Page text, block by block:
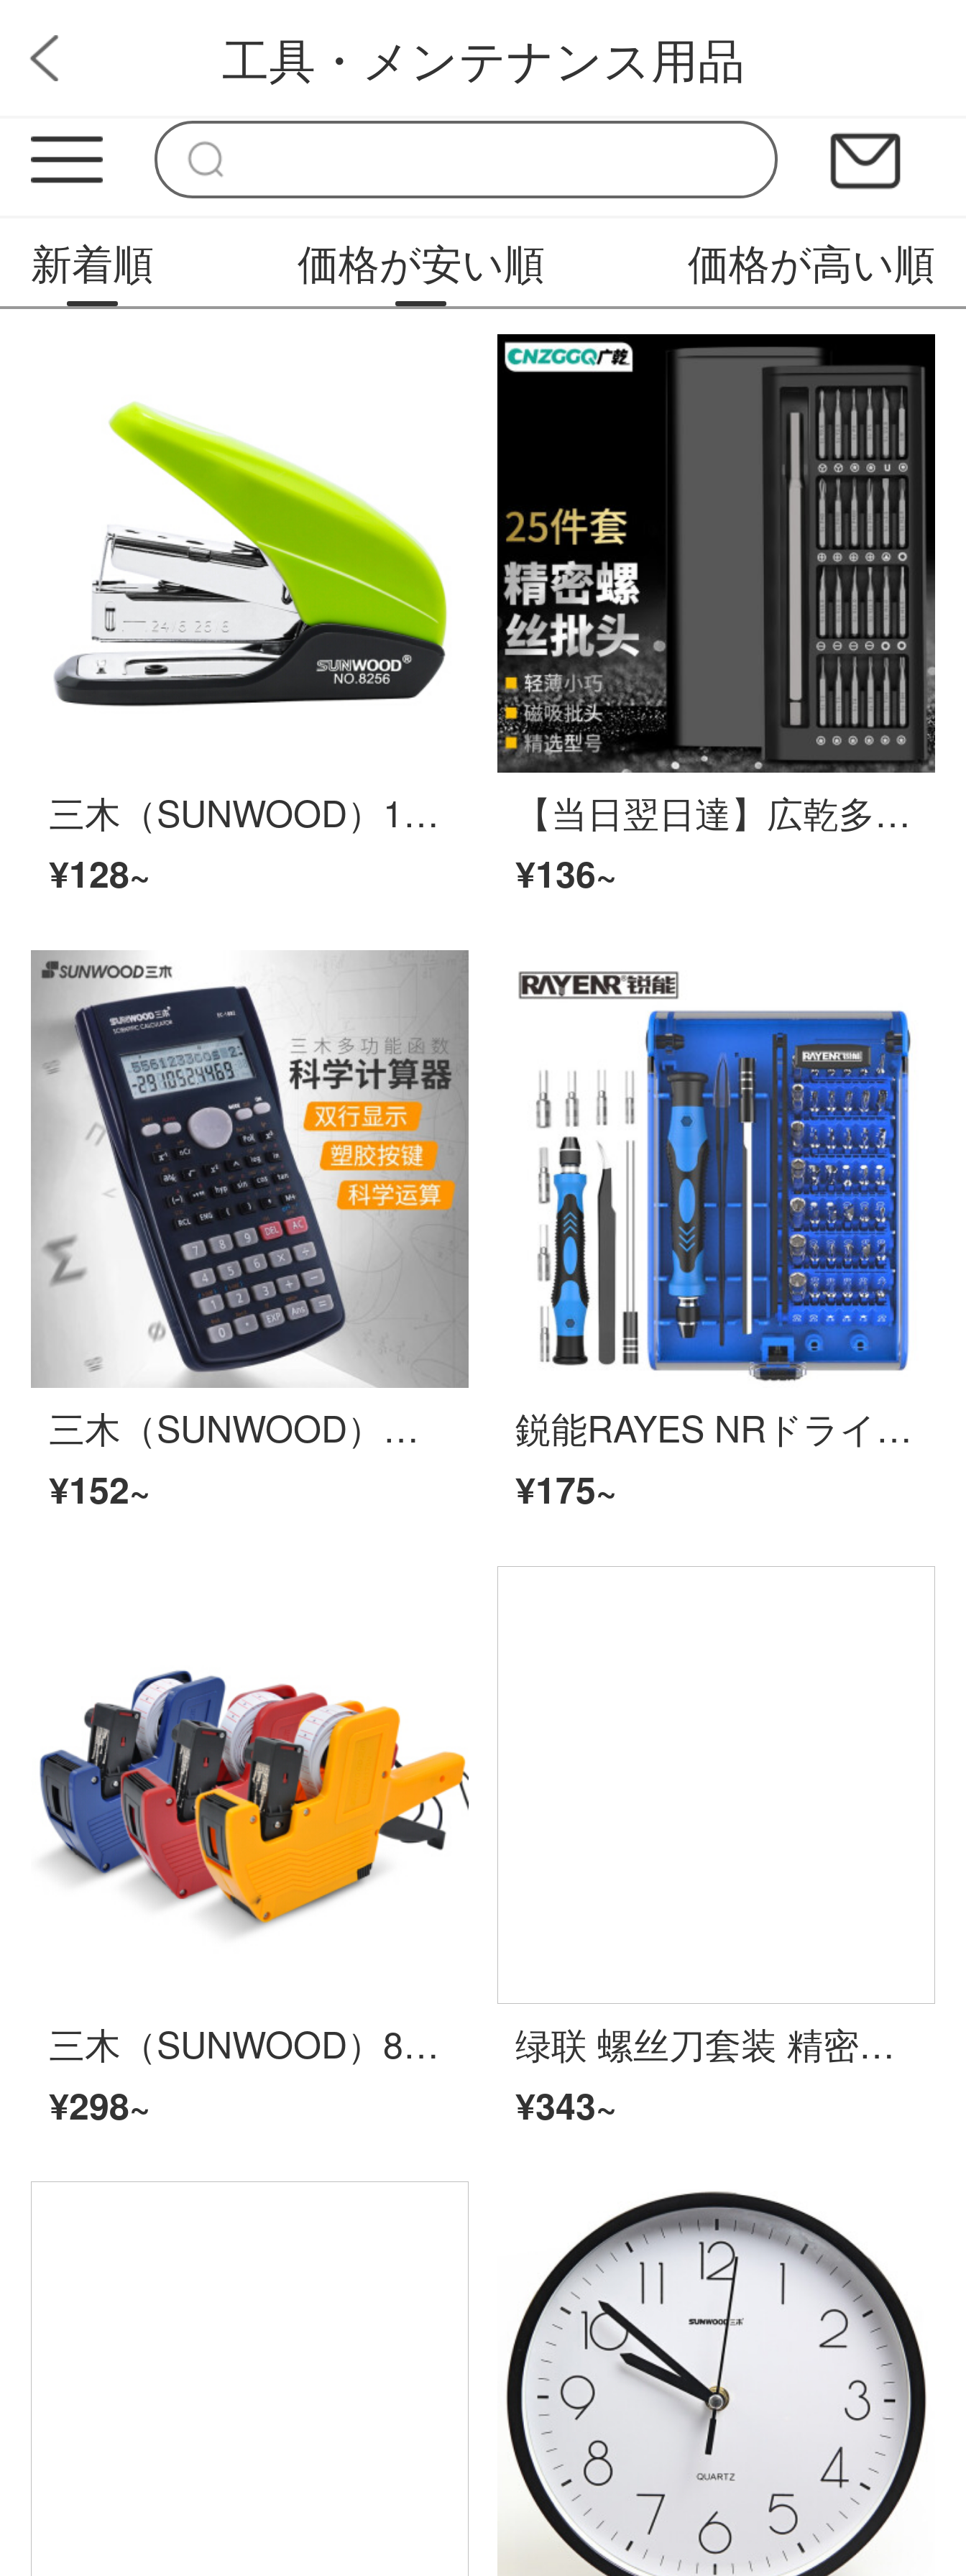
ロマンス手帳
工具・メンテナンス用品
新着順 価格が安い順 価格が高い順
三木（SUNWOOD）12ハ省力型小型ステープル/ホッチキス/20ページ予約可能グリーン8256
¥128~
【当日翌日達】広乾多機能ベストドライバーセットアップル小米安卓携帯時計眼鏡修理取り外し機精密手動ネジセットパソコン玩具起子25合一ベストセット
¥136~
三木（SUNWOOD）関数科学計算器は中学校/LR 44ボタン電池2個を付属しています。
¥152~
鋭能RAYES NRドライバーセット45個の多機能精密修理電子ネジバッチアップルミニ携帯電話機解体機デジタルコンピュータ携帯電話修理工具ドライバーNR 0019-1
¥175~
三木（SUNWOOD）8桁の単列価格機/打符号機/打価格機赤8175 N
¥298~
绿联 螺丝刀套装 精密维修螺丝批组套 多功能手机电脑笔记本数码维修拆机工具 十字一字起子组合38合1 80459
¥343~